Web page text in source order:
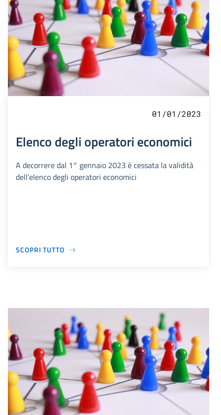
01/01/2023
Elenco degli operatori economici
A decorrere dal 1° gennaio 2023 è cessata la validità
dell’elenco degli operatori economici
SCOPRI TUTTO